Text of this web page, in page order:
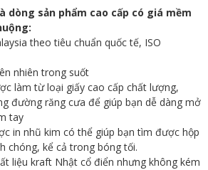
dòng sản phẩm cao cấp có giá mềm
theo tiêu chuẩn quốc tế, ISO
nhiên trong suốt
làm từ loại giấy cao cấp chất lượng,
đường răng cưa để giúp bạn dễ dàng mở
tay
in nhũ kim có thể giúp bạn tìm được hộp
chóng, kể cả trong bóng tối.
liệu kraft Nhật cổ điển nhưng không kém